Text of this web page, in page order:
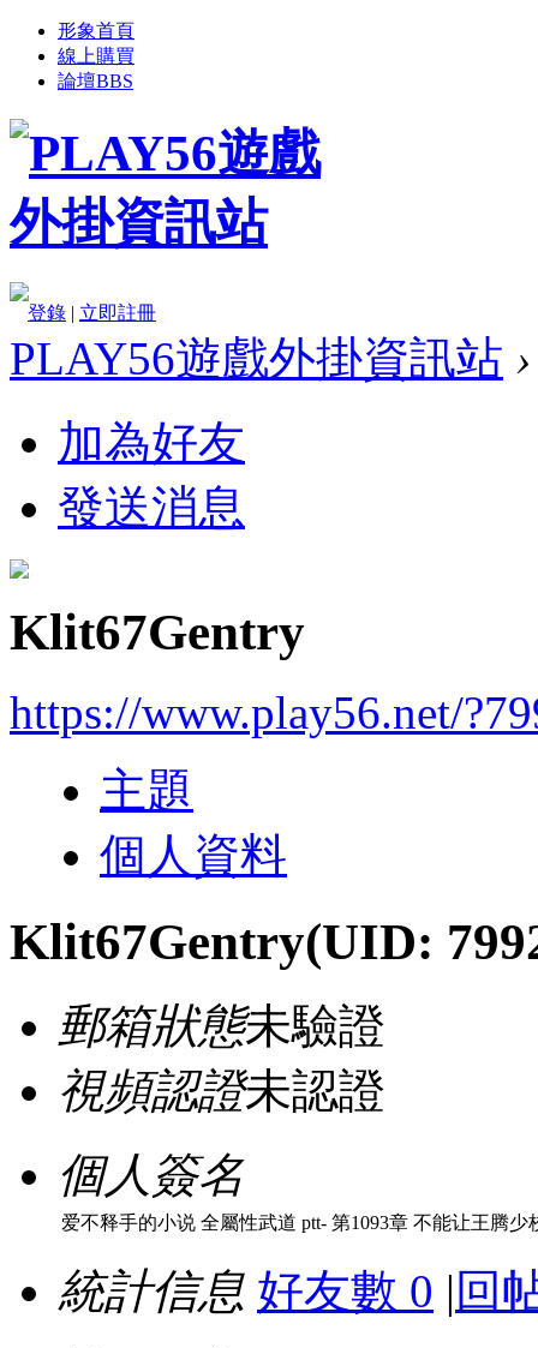
形象首頁
線上購買
論壇BBS
登錄 | 立即註冊
PLAY56遊戲外掛資訊站 ›
加為好友
發送消息
Klit67Gentry
https://www.play56.net/
主題
個人資料
Klit67Gentry(UID:
郵箱狀態未驗證
視頻認證未認證
個人簽名
爱不释手的小说 全屬性武道 ptt- 第1093章 不能让王腾
統計信息 好友數 0 | 回